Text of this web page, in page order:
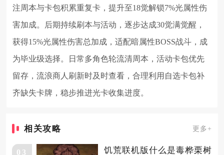
注周本与卡包积累重复卡，提升至18觉解锁7%光属性伤
害加成。后期持续刷本与活动，逐步达成30觉满觉醒，
获得15%光属性伤害总加成，适配暗属性BOSS战斗，成
为毕业级选择。日常多角色轮流清周本，活动卡包优先
留存，流浪商人刷新时及时查看，合理利用自选卡包补
齐缺失卡牌，稳步推进光卡收集进度。
相关攻略 更多+
03 饥荒联机版什么是毒桦栗树